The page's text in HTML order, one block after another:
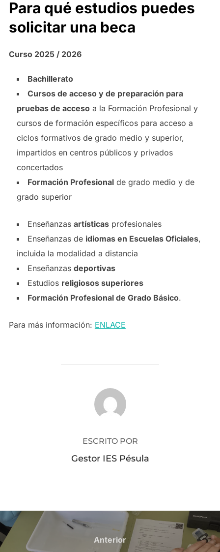
Para qué estudios puedes
solicitar una beca
Curso 2025 / 2026
Bachillerato
Cursos de acceso y de preparación para
pruebas de accesoa la Formación Profesional y
cursos de formación específicos para acceso a
ciclos formativos de grado medio y superior,
impartidos en centros públicos y privados
concertados
Formación Profesionalde grado medio y de
grado superior
Enseñanzas artísticasprofesionales
Enseñanzas de idiomas en Escuelas Oficiales,
incluida la modalidad a distancia
Enseñanzas deportivas
Estudios religiosos superiores
Formación Profesional de Grado Básico.
Para más información: ENLACE
AUTOR DE LA PUBLICACIÓN
ESCRITO POR
Gestor IES Pésula
Navegación
de
Anterior
Anterior